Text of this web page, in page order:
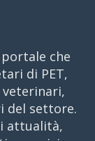
che
di PET,
del settore.
attualità,